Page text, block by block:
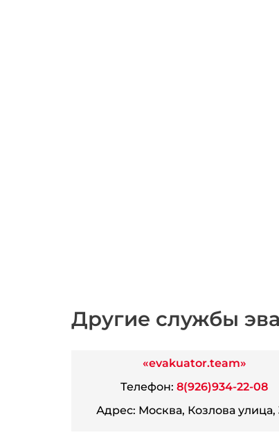
Другие службы
«evakuator.team»
Телефон: 8(926)934-22-08
Адрес: Москва, Козлова улица,